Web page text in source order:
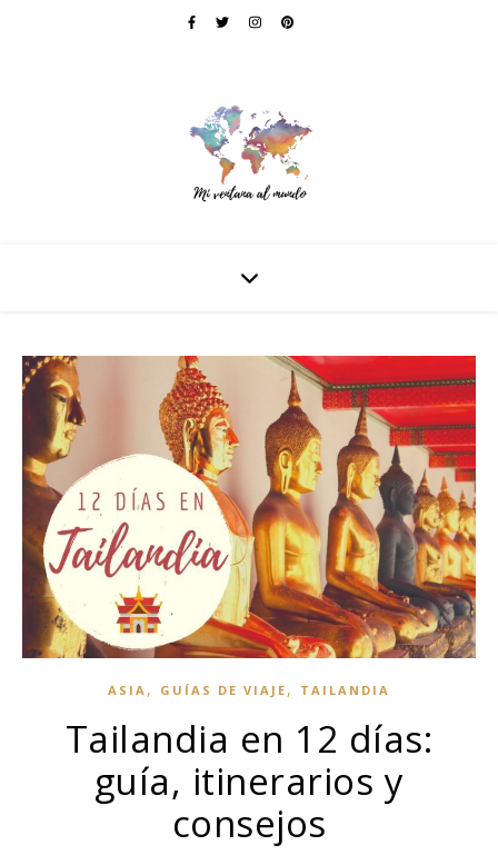
ASIA , GUÍAS DE VIAJE , TAILANDIA
Tailandia en 12 días:
guía, itinerarios y
consejos